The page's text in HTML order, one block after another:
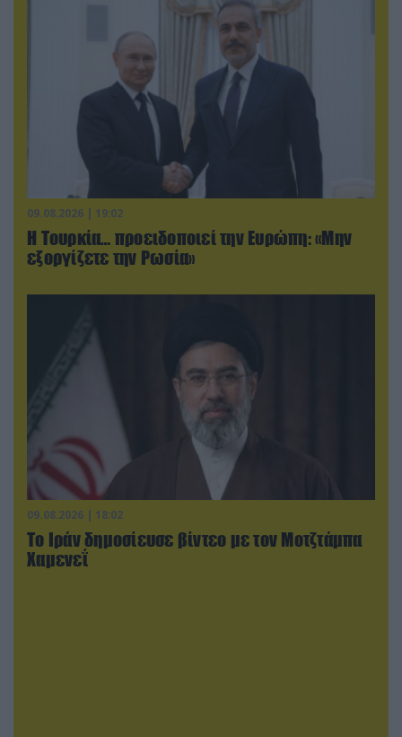
09.08.2026 | 19:02
Η Τουρκία… προειδοποιεί την Ευρώπη: «Μην
εξοργίζετε την Ρωσία»
09.08.2026 | 18:02
Το Ιράν δημοσίευσε βίντεο με τον Μοτζτάμπα
Χαμενεΐ